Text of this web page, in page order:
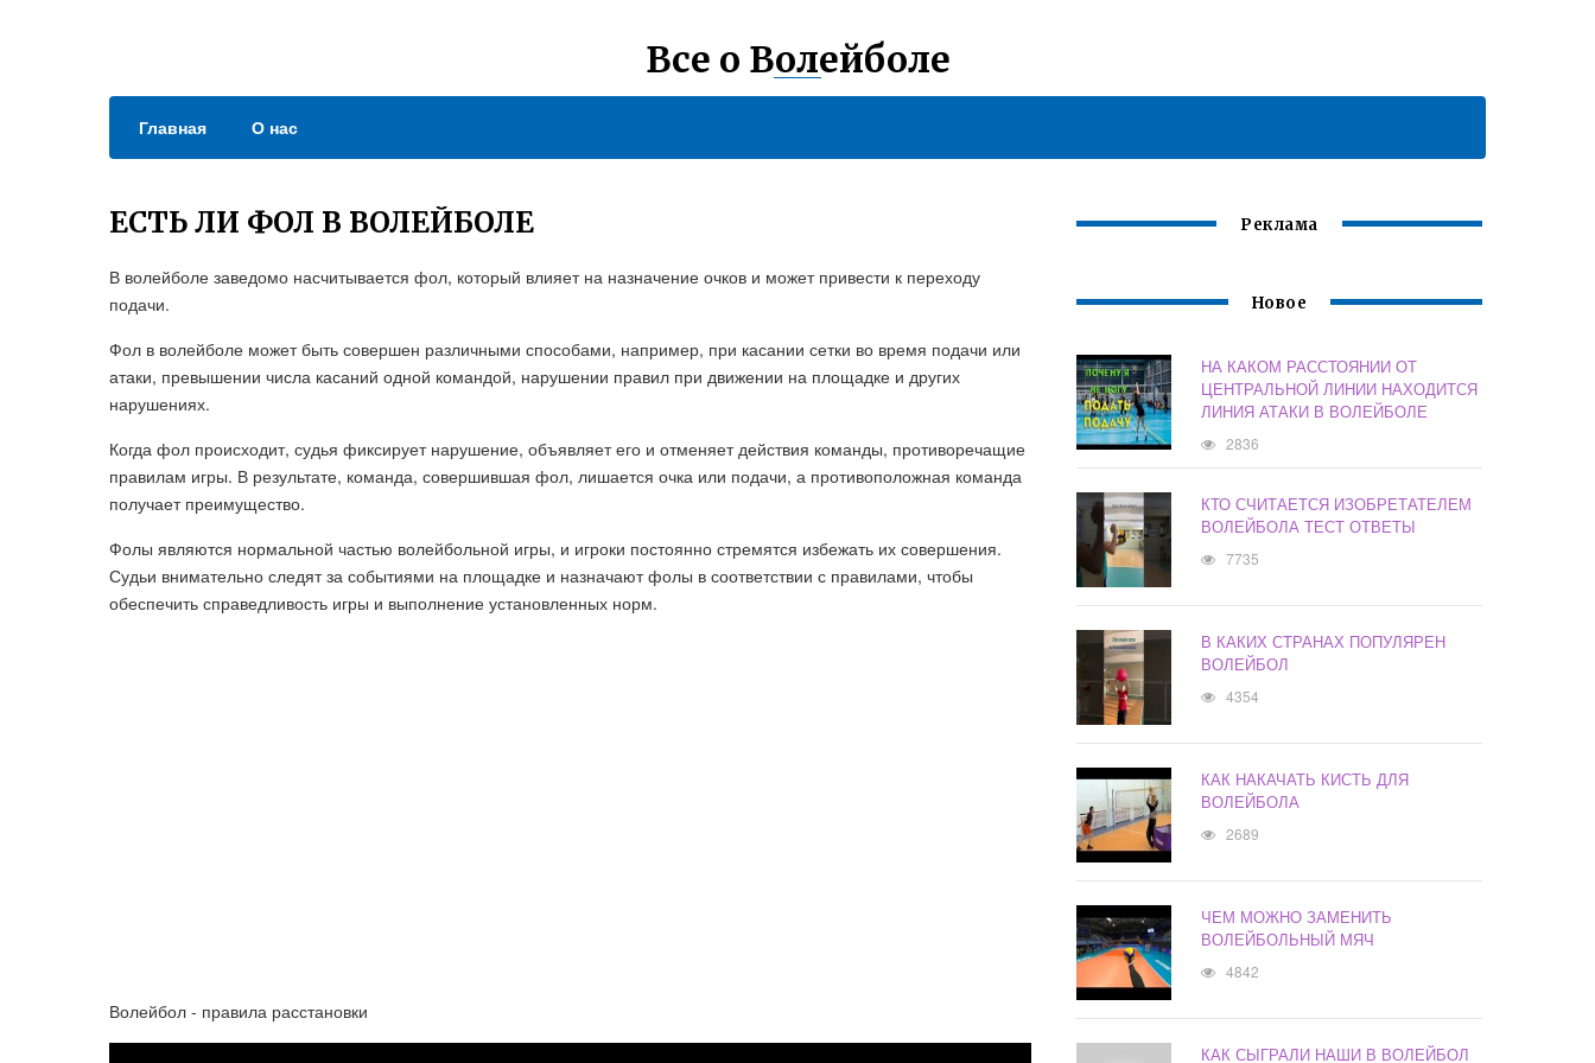
Все о Волейболе
Главная О нас
ЕСТЬ ЛИ ФОЛ В ВОЛЕЙБОЛЕ
В волейболе заведомо насчитывается фол, который влияет на назначение очков и может привести к переходу
подачи.
Фол в волейболе может быть совершен различными способами, например, при касании сетки во время подачи или
атаки, превышении числа касаний одной командой, нарушении правил при движении на площадке и других
нарушениях.
Когда фол происходит, судья фиксирует нарушение, объявляет его и отменяет действия команды, противоречащие
правилам игры. В результате, команда, совершившая фол, лишается очка или подачи, а противоположная команда
получает преимущество.
Фолы являются нормальной частью волейбольной игры, и игроки постоянно стремятся избежать их совершения.
Судьи внимательно следят за событиями на площадке и назначают фолы в соответствии с правилами, чтобы
обеспечить справедливость игры и выполнение установленных норм.
Волейбол - правила расстановки
Реклама
Новое
НА КАКОМ РАССТОЯНИИ ОТ
ЦЕНТРАЛЬНОЙ ЛИНИИ НАХОДИТСЯ
ЛИНИЯ АТАКИ В ВОЛЕЙБОЛЕ
2836
КТО СЧИТАЕТСЯ ИЗОБРЕТАТЕЛЕМ
ВОЛЕЙБОЛА ТЕСТ ОТВЕТЫ
7735
В КАКИХ СТРАНАХ ПОПУЛЯРЕН
ВОЛЕЙБОЛ
4354
КАК НАКАЧАТЬ КИСТЬ ДЛЯ
ВОЛЕЙБОЛА
2689
ЧЕМ МОЖНО ЗАМЕНИТЬ
ВОЛЕЙБОЛЬНЫЙ МЯЧ
4842
КАК СЫГРАЛИ НАШИ В ВОЛЕЙБОЛ